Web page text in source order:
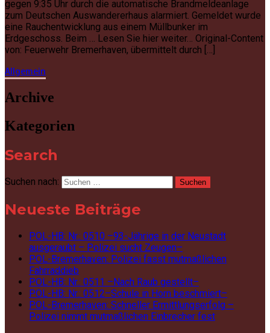
gegen 9:35 Uhr durch die automatische Brandmeldeanlage
zum Deutschen Auswandererhaus alarmiert. Gemeldet wurde
eine Rauchentwicklung aus einem Müllbunker im
Erdgeschoss. Beim … Lesen Sie hier weiter… Original-Content
von: Feuerwehr Bremerhaven, übermittelt durch […]
Allgemein
Archive
Kategorien
Search
Suchen nach:
Neueste Beiträge
POL-HB: Nr.: 0510 –93-Jährige in der Neustadt
ausgeraubt – Polizei sucht Zeugen–
POL-Bremerhaven: Polizei fasst mutmaßlichen
Fahrraddieb
POL-HB: Nr.: 0511 –Nach Raub gestellt–
POL-HB: Nr.: 0512–Schule in Horn beschmiert–
POL-Bremerhaven: Schneller Ermittlungserfolg –
Polizei nimmt mutmaßlichen Einbrecher fest